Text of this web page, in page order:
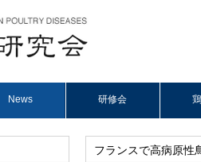
News 研修会
フランスで高病原性